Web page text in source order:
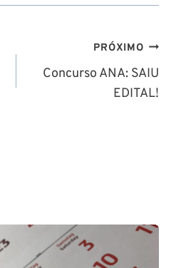
PRÓXIMO
Concurso ANA: SAIU
EDITAL!